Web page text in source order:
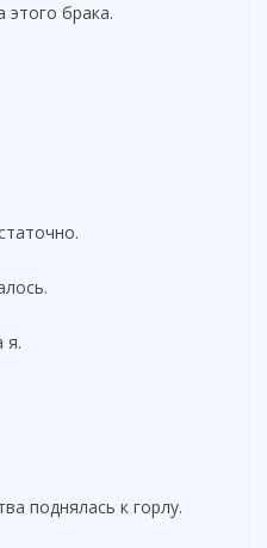
этого брака.
я.
поднялась к горлу.